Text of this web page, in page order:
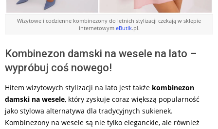
Wizytowe i codzienne kombinezony do letnich stylizacji czekają w sklepie
internetowym eButik.pl.
Kombinezon damski na wesele na lato –
wypróbuj coś nowego!
Hitem wizytowych stylizacji na lato jest także kombinezon
damski na wesele, który zyskuje coraz większą popularność
jako stylowa alternatywa dla tradycyjnych sukienek.
Kombinezony na wesele są nie tylko eleganckie, ale również